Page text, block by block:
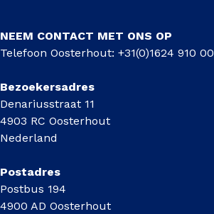
NEEM CONTACT MET ONS OP
Telefoon Oosterhout: +31(0)1624 910 00
Bezoekersadres
Denariusstraat 11
4903 RC Oosterhout
Nederland
Postadres
Postbus 194
4900 AD Oosterhout